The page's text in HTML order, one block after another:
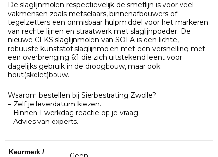
De slaglijnmolen respectievelijk de smetlijn is voor veel
vakmensen zoals metselaars, binnenafbouwers of
tegelzetters een onmisbaar hulpmiddel voor het markeren
van rechte lijnen en straatwerk met slaglijnpoeder. De
nieuwe CLKS slaglijnmolen van SOLA is een lichte,
robuuste kunststof slaglijnmolen met een versnelling met
een overbrenging 6:1 die zich uitstekend leent voor
dagelijks gebruik in de droogbouw, maar ook
hout(skelet)bouw.
Waarom bestellen bij Sierbestrating Zwolle?
– Zelf je leverdatum kiezen.
– Binnen 1 werkdag reactie op je vraag.
– Advies van experts.
Keurmerk /